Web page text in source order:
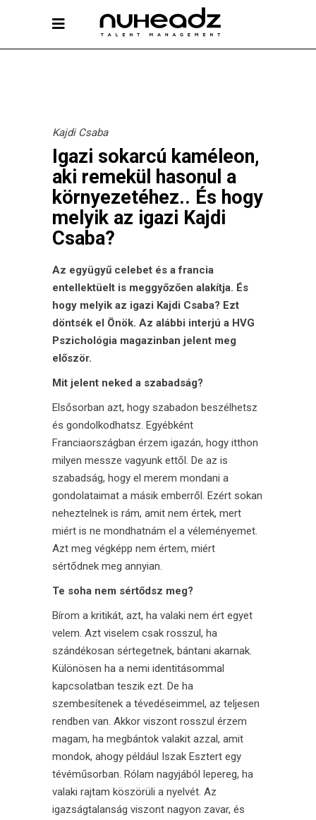
Kajdi Csaba
Igazi sokarcú kaméleon,
aki remekül hasonul a
környezetéhez.. És hogy
melyik az igazi Kajdi
Csaba?
Az együgyű celebet és a francia
entellektüelt is meggyőzően alakítja. És
hogy melyik az igazi Kajdi Csaba? Ezt
döntsék el Önök. Az alábbi interjú a HVG
Pszichológia magazinban jelent meg
először.
Mit jelent neked a szabadság?
Elsősorban azt, hogy szabadon beszélhetsz
és gondolkodhatsz. Egyébként
Franciaországban érzem igazán, hogy itthon
milyen messze vagyunk ettől. De az is
szabadság, hogy el merem mondani a
gondolataimat a másik emberről. Ezért sokan
neheztelnek is rám, amit nem értek, mert
miért is ne mondhatnám el a véleményemet.
Azt meg végképp nem értem, miért
sértődnek meg annyian.
Te soha nem sértődsz meg?
Bírom a kritikát, azt, ha valaki nem ért egyet
velem. Azt viselem csak rosszul, ha
szándékosan sértegetnek, bántani akarnak.
Különösen ha a nemi identitásommal
kapcsolatban teszik ezt. De ha
szembesítenek a tévedéseimmel, az teljesen
rendben van. Akkor viszont rosszul érzem
magam, ha megbántok valakit azzal, amit
mondok, ahogy például Iszak Esztert egy
tévéműsorban. Rólam nagyjából lepereg, ha
valaki rajtam köszörüli a nyelvét. Az
igazságtalanság viszont nagyon zavar, és